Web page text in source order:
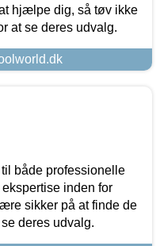
hjælpe dig, så tøv ikke
at se deres udvalg.
både professionelle
inden for
sikker på at finde de
deres udvalg.